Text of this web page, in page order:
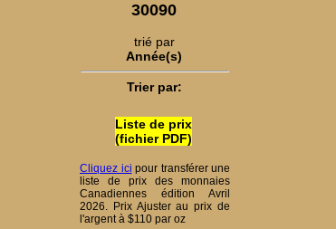
30090
trié par
Année(s)
Trier par:
Liste de prix
(fichier PDF)
Cliquez ici pour transférer une
liste de prix des monnaies
Canadiennes édition Avril
2026. Prix Ajuster au prix de
l'argent à $110 par oz